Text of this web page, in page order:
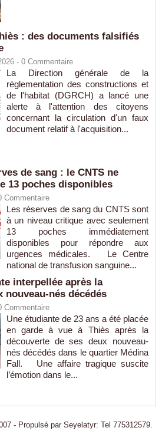
: des documents falsifiés
- 0 Commentaire
La Direction générale de la
réglementation des constructions et
de l'habitat (DGRCH) a lancé une
alerte à l'attention des citoyens
concernant la circulation d'un faux
document relatif à l'acquisition...
de sang : le CNTS ne
13 poches disponibles
Commentaire
Les réserves de sang du CNTS sont
à un niveau critique avec seulement
13 poches immédiatement
disponibles pour répondre aux
urgences médicales. Le Centre
national de transfusion sanguine...
interpellée après la
nouveau-nés décédés
Commentaire
Une étudiante de 23 ans a été placée
en garde à vue à Thiès après la
découverte de ses deux nouveau-
nés décédés dans le quartier Médina
Fall. Une affaire tragique suscite
l’émotion dans le...
- Propulsé par Seyelatyr: Tel 775312579.